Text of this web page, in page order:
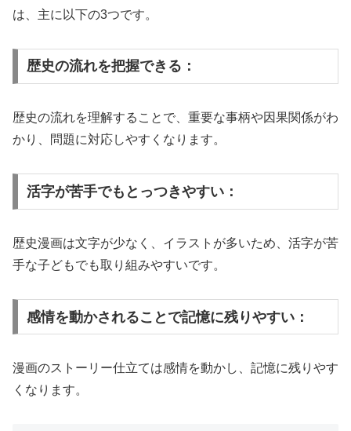
は、主に以下の3つです。
歴史の流れを把握できる：
歴史の流れを理解することで、重要な事柄や因果関係がわ
かり、問題に対応しやすくなります。
活字が苦手でもとっつきやすい：
歴史漫画は文字が少なく、イラストが多いため、活字が苦
手な子どもでも取り組みやすいです。
感情を動かされることで記憶に残りやすい：
漫画のストーリー仕立ては感情を動かし、記憶に残りやす
くなります。